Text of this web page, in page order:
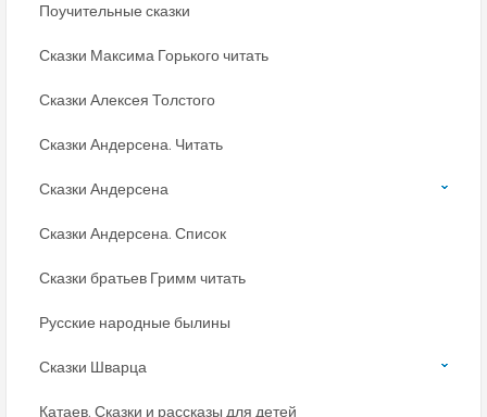
Поучительные сказки
Сказки Максима Горького читать
Сказки Алексея Толстого
Сказки Андерсена. Читать
Сказки Андерсена
Сказки Андерсена. Список
Сказки братьев Гримм читать
Русские народные былины
Сказки Шварца
Катаев. Сказки и рассказы для детей